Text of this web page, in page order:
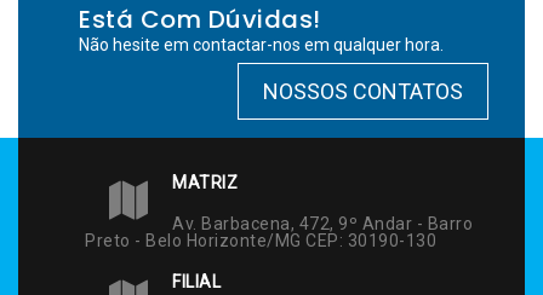
Está Com Dúvidas!
Não hesite em contactar-nos em qualquer hora.
NOSSOS CONTATOS
MATRIZ
Av. Barbacena, 472, 9º Andar - Barro
Preto - Belo Horizonte/MG CEP: 30190-130
FILIAL